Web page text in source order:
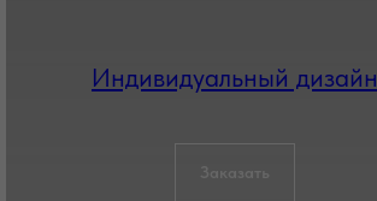
Индивидуальный дизайн
Заказать